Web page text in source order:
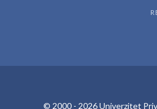
© 2000 - 2026Univerzitet